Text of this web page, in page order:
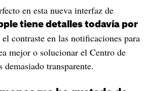
en esta nueva interfaz de
tiene detalles todavía por
contraste en las notificaciones para
mejor o solucionar el Centro de
transparente.